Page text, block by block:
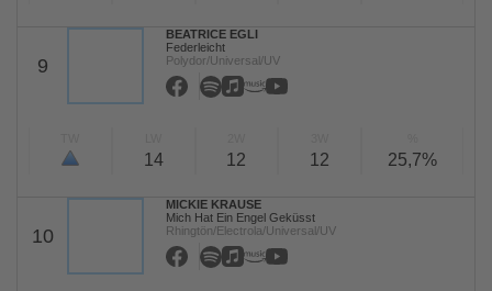
9
BEATRICE EGLI
Federleicht
Polydor/Universal/UV
14 12 12 25,7%
10
MICKIE KRAUSE
Mich Hat Ein Engel Geküsst
Rhingtön/Electrola/Universal/UV